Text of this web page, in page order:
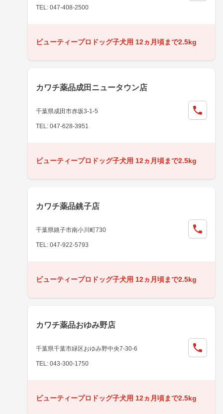
TEL: 047-408-2500
ビューティープロドッグ子犬用 12ヵ月頃まで2.5kg
カワチ薬品成田ニュータウン店
千葉県成田市赤坂3-1-5
TEL: 047-628-3951
ビューティープロドッグ子犬用 12ヵ月頃まで2.5kg
カワチ薬品銚子店
千葉県銚子市南小川町730
TEL: 047-922-5793
ビューティープロドッグ子犬用 12ヵ月頃まで2.5kg
カワチ薬品おゆみ野店
千葉県千葉市緑区おゆみ野中央7-30-6
TEL: 043-300-1750
ビューティープロドッグ子犬用 12ヵ月頃まで2.5kg